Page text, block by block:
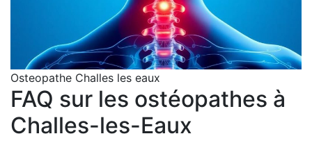
Osteopathe Challes les eaux
FAQ sur les ostéopathes à
Challes-les-Eaux